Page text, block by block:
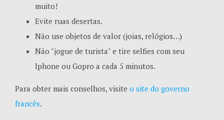
muito!
Evite ruas desertas.
Não use objetos de valor (joias, relógios…)
Não "jogue de turista" e tire selfies com seu
Iphone ou Gopro a cada 5 minutos.
Para obter mais conselhos, visite o site do governo
francês.